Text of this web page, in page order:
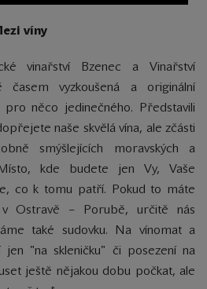
víny
vinařství Bzenec a Vinařství
časem vyzkoušená a originální
něco jedinečného. Představili
naše skvělá vína, ale zčásti
smýšlejících moravských a
kde budete jen Vy, Vaše
co k tomu patří. Pokud to máte
Ostravě – Porubě, určitě nás
také sudovku. Na vínomat a
jen "na skleničku" či posezení na
ještě nějakou dobu počkat, ale